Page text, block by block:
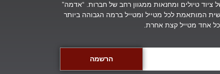
ציוד טיולים ומחנאות ממגוון רחב של חברות. “אדמה”
המותאמת לכל מטייל ומטייל ברמה הגבוהה ביותר
אחד מטייל קצת אחרת.
הרשמה